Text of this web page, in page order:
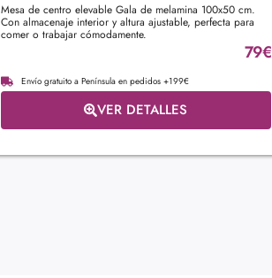
Mesa de centro elevable Gala de melamina 100x50 cm.
Con almacenaje interior y altura ajustable, perfecta para
comer o trabajar cómodamente.
79€
Envío gratuito a Península en pedidos +199€
VER DETALLES